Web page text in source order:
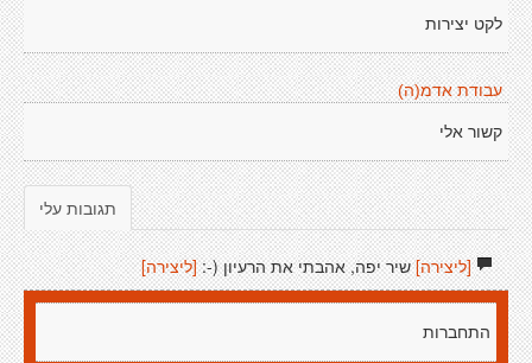
לקט יצירות
עבודת אדמ(ה)
קשור אלי
תגובות עלי
[ליצירה]שיר יפה, אהבתי את הרעיון (-: [ליצירה]
התחברות